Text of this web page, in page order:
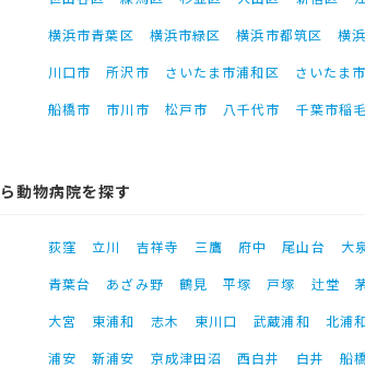
横浜市青葉区 横浜市緑区 横浜市都筑区 横
川口市 所沢市 さいたま市浦和区 さいたま
船橋市 市川市 松戸市 八千代市 千葉市稲
動物病院を探す
荻窪 立川 吉祥寺 三鷹 府中 尾山台 大
青葉台 あざみ野 鶴見 平塚 戸塚 辻堂
大宮 東浦和 志木 東川口 武蔵浦和 北浦
浦安 新浦安 京成津田沼 西白井 白井 船